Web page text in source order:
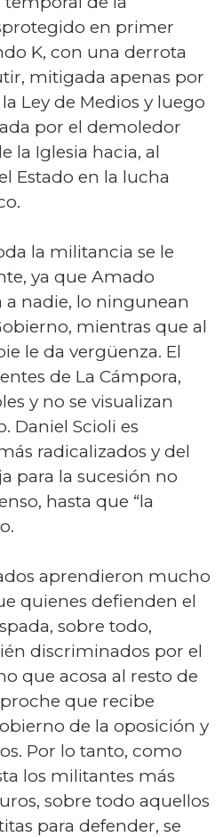
en primer
K, con una derrota
mitigada apenas por
Ley de Medios y luego
por el demoledor
la Iglesia hacia, al
Estado en la lucha
la militancia se le
ya que Amado
nadie, lo ningunean
mientras que al
le da vergüenza. El
de La Cámpora,
y no se visualizan
Daniel Scioli es
radicalizados y del
para la sucesión no
hasta que “la
aprendieron mucho
quienes defienden el
sobre todo,
discriminados por el
que acosa al resto de
que recibe
de la oposición y
Por lo tanto, como
los militantes más
sobre todo aquellos
para defender, se